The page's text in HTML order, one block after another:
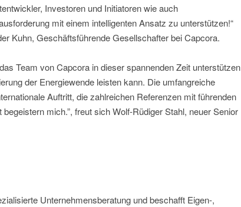
Investoren und Initiatoren wie auch
mit einem intelligenten Ansatz zu unterstützen!“
Kuhn, Geschäftsführende Gesellschafter bei Capcora.
Team von Capcora in dieser spannenden Zeit unterstützen
der Energiewende leisten kann. Die umfangreiche
Auftritt, die zahlreichen Referenzen mit führenden
mich.”, freut sich Wolf-Rüdiger Stahl, neuer Senior
Unternehmensberatung und beschafft Eigen-,